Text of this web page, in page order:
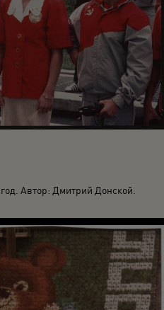
Автор: Дмитрий Донской.